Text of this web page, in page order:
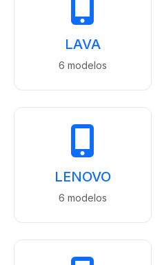
LAVA
6 modelos
LENOVO
6 modelos